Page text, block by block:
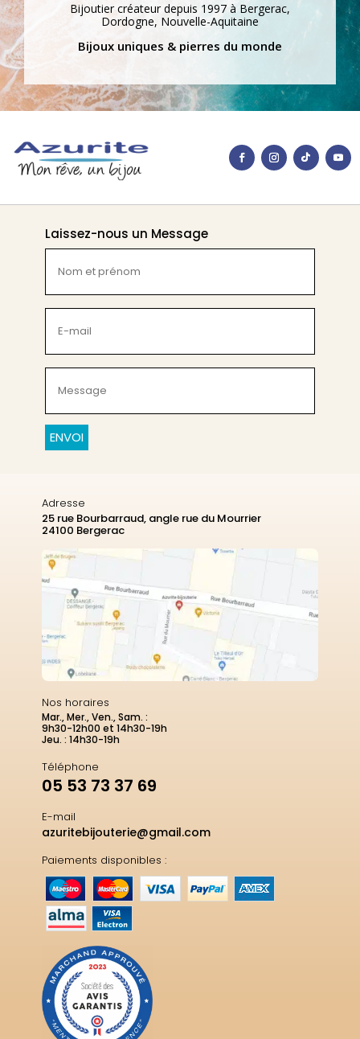
Bijoutier créateur depuis 1997 à Bergerac,
Dordogne, Nouvelle-Aquitaine
Bijoux uniques & pierres du monde
Laissez-nous un Message
et
prénom
(Nécessaire)
mail
(Nécessaire)
(Nécessaire)
CAPTCHA
Adresse
25 rue Bourbarraud, angle rue du Mourrier
24100 Bergerac
Nos horaires
Mar., Mer., Ven., Sam. :
9h30-12h00 et 14h30-19h
Jeu. : 14h30-19h
Téléphone
05 53 73 37 69
E-mail
azuritebijouterie@gmail.com
Paiements disponibles :